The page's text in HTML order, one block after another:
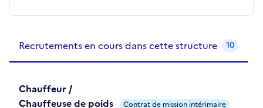
Recrutements en cours dans cette structure 10
Chauffeur /
Chauffeuse de poids
Contrat de mission intérimaire